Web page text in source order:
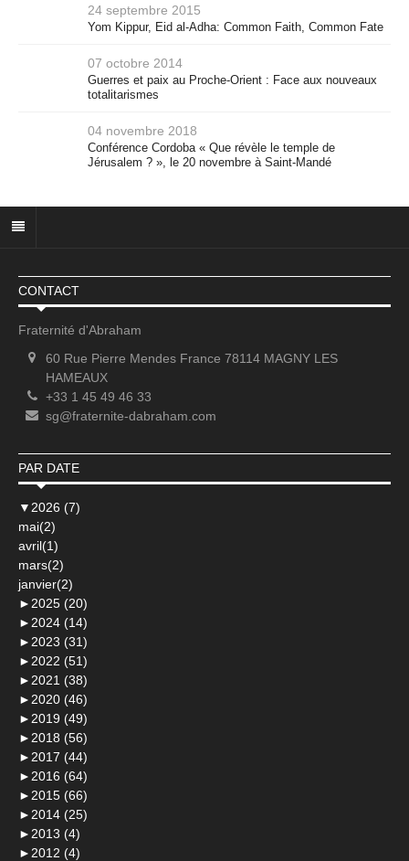
24 septembre 2015
Yom Kippur, Eid al-Adha: Common Faith, Common Fate
07 octobre 2014
Guerres et paix au Proche-Orient : Face aux nouveaux
totalitarismes
04 novembre 2018
Conférence Cordoba « Que révèle le temple de
Jérusalem ? », le 20 novembre à Saint-Mandé
CONTACT
Fraternité d'Abraham
60 Rue Pierre Mendes France 78114 MAGNY LES
HAMEAUX
+33 1 45 49 46 33
sg@fraternite-dabraham.com
PAR DATE
▼ 2026 (7)
mai(2)
avril(1)
mars(2)
janvier(2)
► 2025 (20)
► 2024 (14)
► 2023 (31)
► 2022 (51)
► 2021 (38)
► 2020 (46)
► 2019 (49)
► 2018 (56)
► 2017 (44)
► 2016 (64)
► 2015 (66)
► 2014 (25)
► 2013 (4)
► 2012 (4)